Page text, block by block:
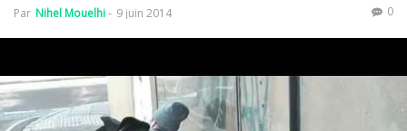
Par Nihel Mouelhi- 9 juin 2014 0